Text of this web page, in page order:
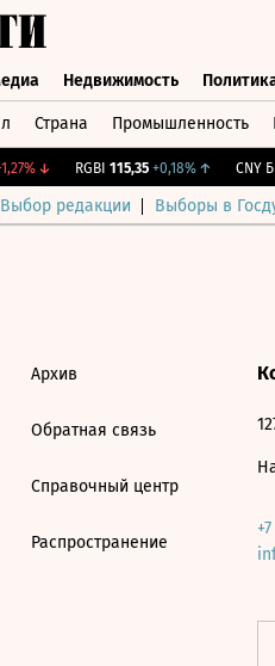
Недвижимость
Страна Промышленность
↓ RGBI 115,35 +0,18%↑ CNY
Выбор редакции Выборы в
Архив
Обратная связь
Справочный центр
Распространение